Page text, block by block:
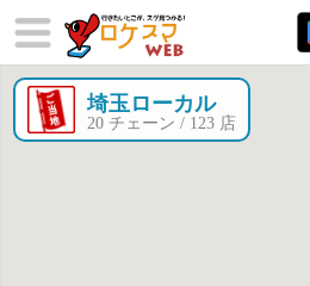
埼玉ローカル
20 チェーン / 123 店